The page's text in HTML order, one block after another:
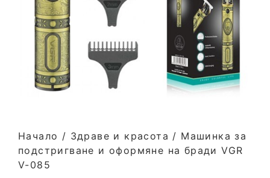
Начало / Здраве и красота / Maшинка за
подстригване и оформяне на бради VGR
V-085